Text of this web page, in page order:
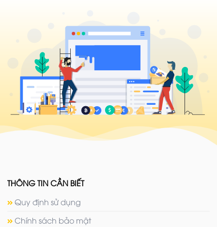
THÔNG TIN CẦN BIẾT
Quy định sử dụng
Chính sách bảo mật